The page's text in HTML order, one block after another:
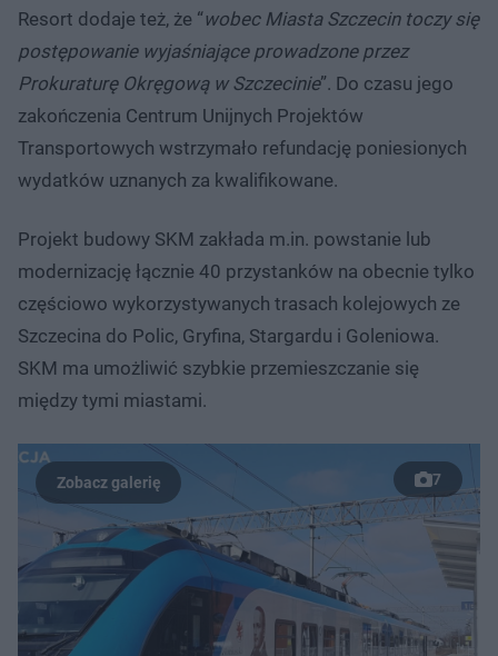
Resort dodaje też, że “wobec Miasta Szczecin toczy się
postępowanie wyjaśniające prowadzone przez
Prokuraturę Okręgową w Szczecinie”. Do czasu jego
zakończenia Centrum Unijnych Projektów
Transportowych wstrzymało refundację poniesionych
wydatków uznanych za kwalifikowane.
Projekt budowy SKM zakłada m.in. powstanie lub
modernizację łącznie 40 przystanków na obecnie tylko
częściowo wykorzystywanych trasach kolejowych ze
Szczecina do Polic, Gryfina, Stargardu i Goleniowa.
SKM ma umożliwić szybkie przemieszczanie się
między tymi miastami.
7